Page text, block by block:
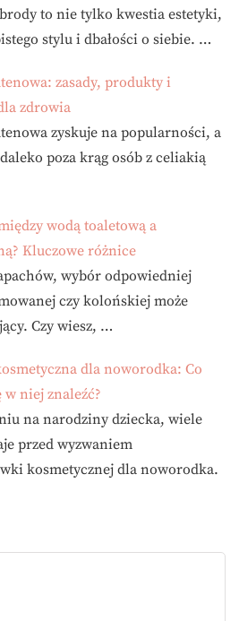
to nie tylko kwestia estetyki,
stylu i dbałości o siebie. …
zasady, produkty i
zdrowia
zyskuje na popularności, a
poza krąg osób z celiakią
wodą toaletową a
Kluczowe różnice
wybór odpowiedniej
czy kolońskiej może
Czy wiesz, …
dla noworodka: Co
niej znaleźć?
na narodziny dziecka, wiele
przed wyzwaniem
kosmetycznej dla noworodka.